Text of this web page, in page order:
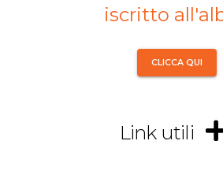
iscritto
CLICCA QUI
Link utili